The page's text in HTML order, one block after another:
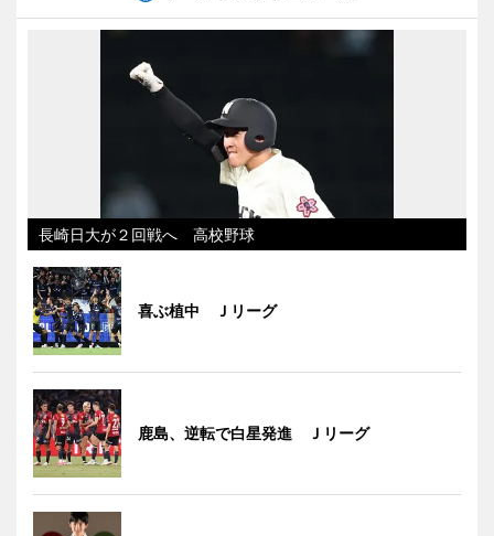
長崎日大が２回戦へ 高校野球
喜ぶ植中 Ｊリーグ
鹿島、逆転で白星発進 Ｊリーグ